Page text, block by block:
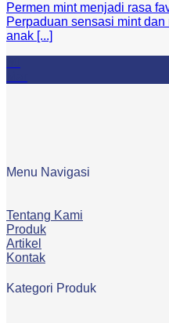
Permen mint menjadi rasa
Perpaduan sensasi mint
anak [...]
Menu Navigasi
Tentang Kami
Produk
Artikel
Kontak
Kategori Produk